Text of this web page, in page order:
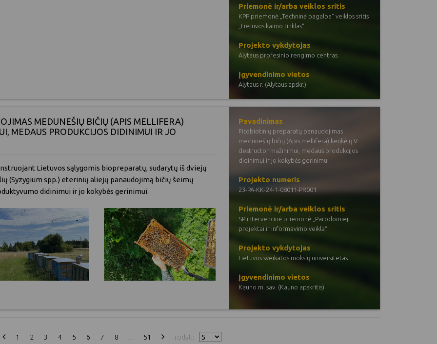
Priemonė ir/arba veiklos sritis
KPP priemonė „Techninė pagalba“ veiklos sritis
„Lietuvos kaimo tinklas“
Projekto vykdytojas
Alytaus profesinio rengimo centras
Įgyvendinimo vietos
Alytaus r. (Alytaus apskr.)
MEDUNEŠIŲ BIČIŲ (APIS MELLIFERA)
MEDAUS PRODUKCIJOS DIDINIMUI IR JO
Lietuvos sąlygomis biopreparatų, sudarytų iš dviejų
(Syzygium spp.) eterinių aliejų panaudojimą bičių šeimų
didinimui ir jo kokybės gerinimui.
Pavadinimas
Fitobiotinių preparatų panaudojimas
medunešių bičių (Apis mellifera) kenkėjų V.
destructor mažinimui, medaus produkcijos
didinimui ir jo kokybės gerinimui
Projekto numeris
23-PA-KK-24-1-08011-PR001
Priemonė ir/arba veiklos sritis
SP intervencinė priemonė „Parodomieji
projektai ir informavimo veikla“
Projekto vykdytojas
Lietuvos sveikatos mokslų universitetas
Įgyvendinimo vietos
Kauno m. sav. (Kauno apskritis)
1 2 3 4 5 6 7 8 51 rodyti: